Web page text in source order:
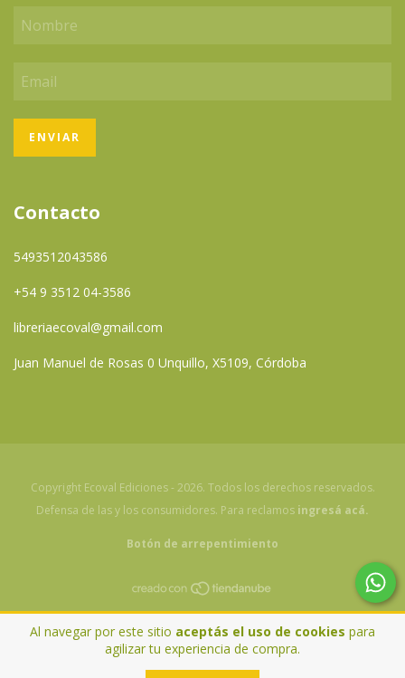
Al navegar por este sitio aceptás el uso de cookies para
agilizar tu experiencia de compra.
Contacto
5493512043586
+54 9 3512 04-3586
libreriaecoval@gmail.com
Juan Manuel de Rosas 0 Unquillo, X5109, Córdoba
Copyright Ecoval Ediciones - 2026. Todos los derechos reservados.
Defensa de las y los consumidores. Para reclamos ingresá acá.
Botón de arrepentimiento